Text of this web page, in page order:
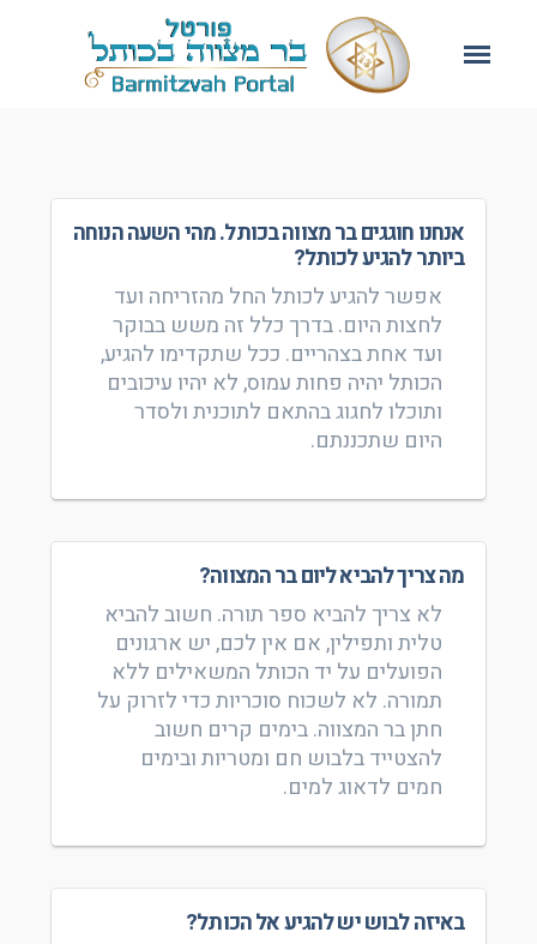
אנחנו חוגגים בר מצווה בכותל. מהי השעה הנוחה
ביותר להגיע לכותל?
אפשר להגיע לכותל החל מהזריחה ועד
לחצות היום. בדרך כלל זה משש בבוקר
ועד אחת בצהריים. ככל שתקדימו להגיע,
הכותל יהיה פחות עמוס, לא יהיו עיכובים
ותוכלו לחגוג בהתאם לתוכנית ולסדר
היום שתכננתם.
מה צריך להביא ליום בר המצווה?
לא צריך להביא ספר תורה. חשוב להביא
טלית ותפילין, אם אין לכם, יש ארגונים
הפועלים על יד הכותל המשאילים ללא
תמורה. לא לשכוח סוכריות כדי לזרוק על
חתן בר המצווה. בימים קרים חשוב
להצטייד בלבוש חם ומטריות ובימים
חמים לדאוג למים.
באיזה לבוש יש להגיע אל הכותל?